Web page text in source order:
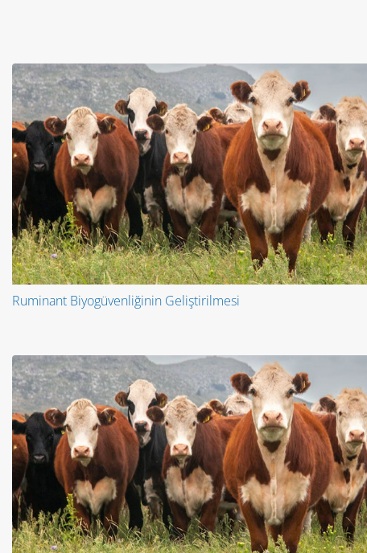
Ruminant Biyogüvenliğinin Geliştirilmesi